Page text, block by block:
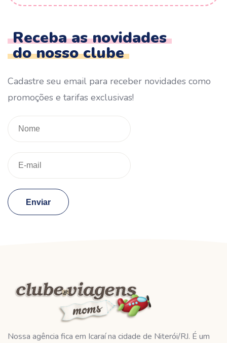
Receba as novidades
do nosso clube
Cadastre seu email para receber novidades como
promoções e tarifas exclusivas!
Enviar
Nossa agência fica em Icaraí na cidade de Niterói/RJ. É um